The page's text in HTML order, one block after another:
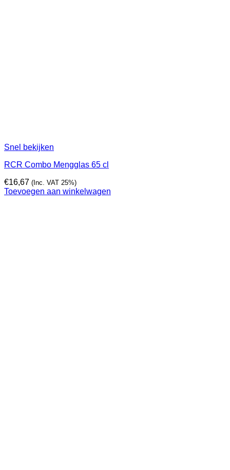
Snel bekijken
RCR Combo Mengglas 65 cl
€16,67 (Inc. VAT 25%)
Toevoegen aan winkelwagen